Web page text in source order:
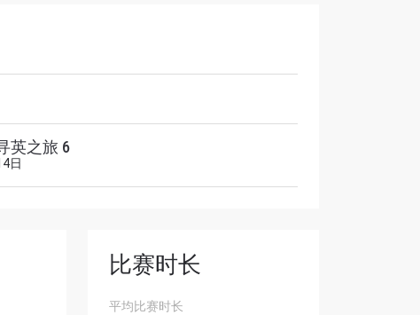
英之旅 6
日
比赛时长
平均比赛时长